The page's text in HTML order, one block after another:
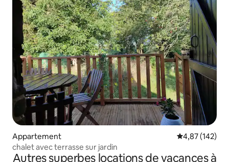
Appartement Évaluation
4,87 (142)
chalet avec terrasse sur jardin
Autres superbes locations de vacances à